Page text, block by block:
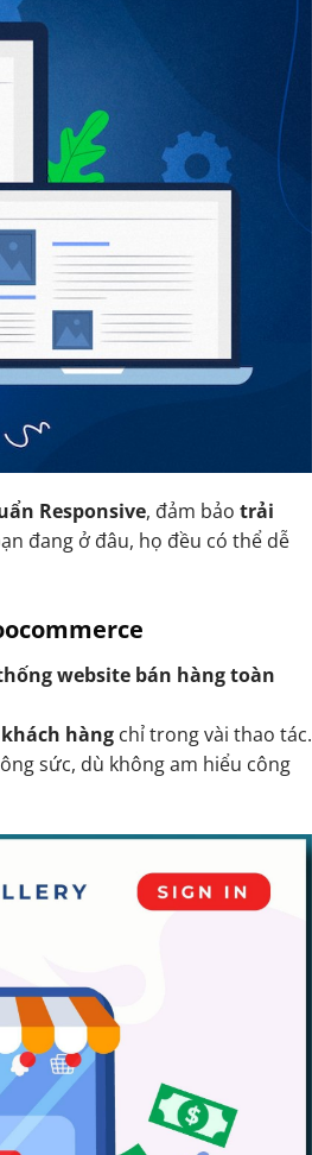
Responsive, đảm bảo trải
đang ở đâu, họ đều có thể dễ
website bán hàng toàn
hàng chỉ trong vài thao tác.
sức, dù không am hiểu công